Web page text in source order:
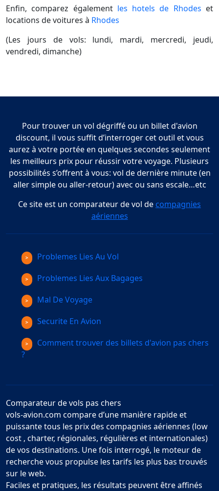
Enfin, comparez également les hotels de Rhodes et
locations de voitures à Rhodes
(Les jours de vols: lundi, mardi, mercredi, jeudi,
vendredi, dimanche)
Pour trouver un vol dégriffé ou un billet d'avion
discount, il vous suffit d’interroger cet outil et vous
aurez à votre portée en quelques secondes seulement
les meilleurs prix pour réussir votre voyage. Plusieurs
possibilités s’offrent à vous: vol de dernière minute (en
aller simple ou aller-retour) avec ou sans escale…etc
Ce site est un comparateur de vol de compagnies
aériennes
Problemes Lies Au Vol
Problemes Lies Aux Bagages
Mal De Voyage
Securite En Avion
Comment trouver des billets d'avion pas chers
?
Comparateur de vols pas chers
vols-avion.com compare d’une manière rapide et
puissante tous les prix des compagnies aériennes (low
cost , charter, régionales, régulières et internationales)
de vos destinations. Une fois interrogé, le moteur de
recherche vous propulse les tarifs les plus bas trouvés
sur le web.
Faciles et pratiques, les résultats peuvent être affinés